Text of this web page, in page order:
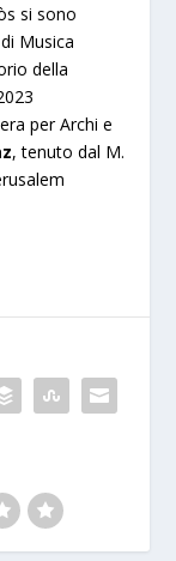
si sono
Musica
della
per Archi e
, tenuto dal M.